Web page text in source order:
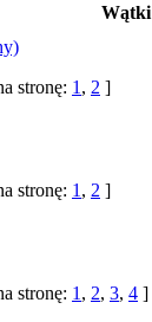
Wątki
stronę: 1 , 2 ]
stronę: 1 , 2 ]
stronę: 1 , 2, 3, 4 ]